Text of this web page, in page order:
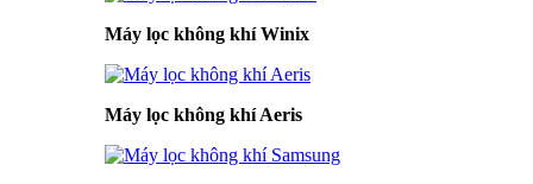
Máy lọc không khí Winix
Máy lọc không khí Aeris